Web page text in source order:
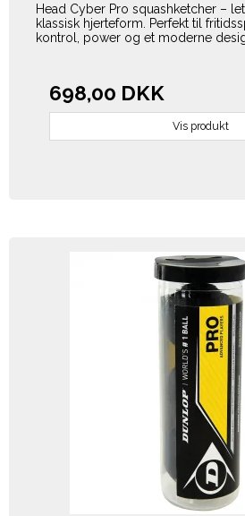
Head Cyber Pro squashketcher –
klassisk hjerteform. Perfekt til
kontrol, power og et moderne
698,00 DKK
Vis produkt